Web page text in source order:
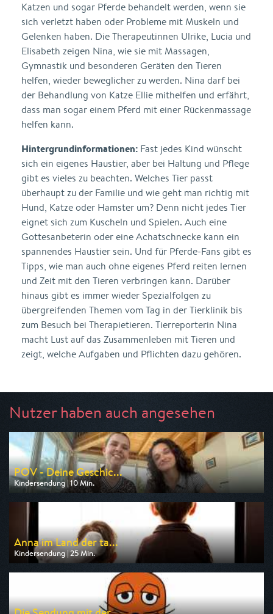
Katzen und sogar Pferde behandelt werden, wenn sie
sich verletzt haben oder Probleme mit Muskeln und
Gelenken haben. Die Therapeutinnen Ulrike, Lucia und
Elisabeth zeigen Nina, wie sie mit Massagen,
Gymnastik und besonderen Geräten den Tieren
helfen, wieder beweglicher zu werden. Nina darf bei
der Behandlung von Katze Ellie mithelfen und erfährt,
dass man sogar einem Pferd mit einer Rückenmassage
helfen kann.
Hintergrundinformationen: Fast jedes Kind wünscht
sich ein eigenes Haustier, aber bei Haltung und Pflege
gibt es vieles zu beachten. Welches Tier passt
überhaupt zu der Familie und wie geht man richtig mit
Hund, Katze oder Hamster um? Denn nicht jedes Tier
eignet sich zum Kuscheln und Spielen. Auch eine
Gottesanbeterin oder eine Achatschnecke kann ein
spannendes Haustier sein. Und für Pferde-Fans gibt es
Tipps, wie man auch ohne eigenes Pferd reiten lernen
und Zeit mit den Tieren verbringen kann. Darüber
hinaus gibt es immer wieder Spezialfolgen zu
übergreifenden Themen vom Tag in der Tierklinik bis
zum Besuch bei Therapietieren. Tierreporterin Nina
macht Lust auf das Zusammenleben mit Tieren und
zeigt, welche Aufgaben und Pflichten dazu gehören.
Nutzer haben auch angesehen
POV - Deine Geschic...
Kindersendung | 10 Min.
Ausgestrahlt von ARD
am 08.08.2026, 08:45
Anna im Land der ta...
Kindersendung | 25 Min.
Ausgestrahlt von ARD
am 08.08.2026, 07:15